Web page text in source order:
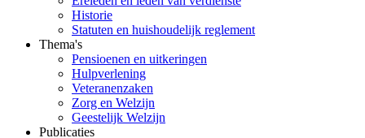
Historie
Statuten en huishoudelijk reglement
Thema's
Pensioenen en uitkeringen
Hulpverlening
Veteranenzaken
Zorg en Welzijn
Geestelijk Welzijn
Publicaties